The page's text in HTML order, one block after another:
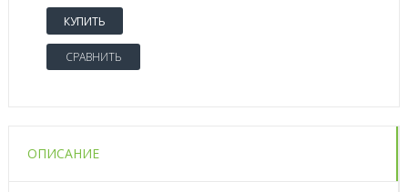
КУПИТЬ
СРАВНИТЬ
ОПИСАНИЕ